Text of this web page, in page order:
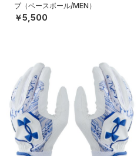
ブ（ベースボール/MEN）
￥5,500